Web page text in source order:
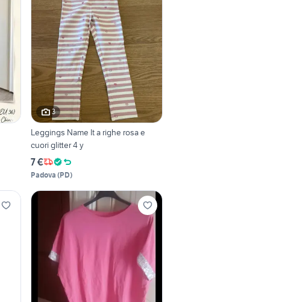
3
Leggings Name It a righe rosa e
cuori glitter 4 y
7 €
Padova (PD)